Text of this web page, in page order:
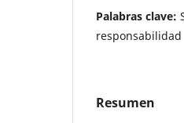
Palabras clave:
responsabilidad
Resumen